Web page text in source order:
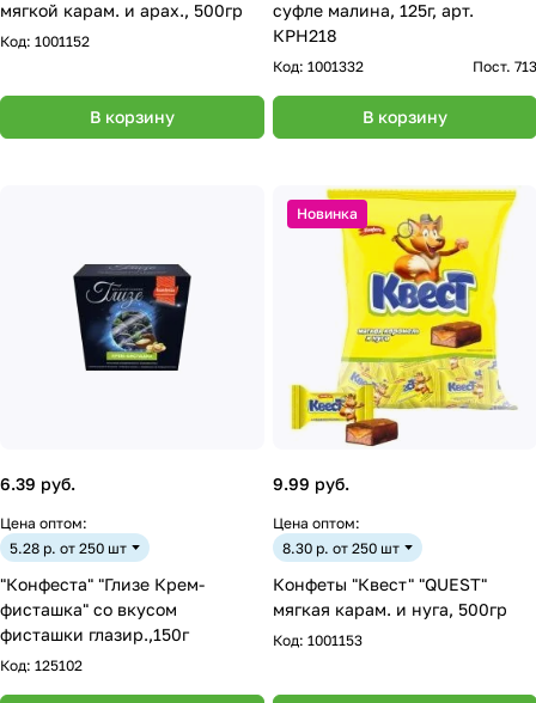
мягкой карам. и арах., 500гр
Код: 1001152
В корзину
суфле малина, 125г, арт.
КРН218
Код: 1001332 Пост. 713
В корзину
6.39 руб.
Цена оптом:
5.28 р. от 250 шт
"Конфеста" "Глизе Крем-
фисташка" со вкусом
фисташки глазир.,150г
Код: 125102
Новинка
9.99 руб.
Цена оптом:
8.30 р. от 250 шт
Конфеты "Квест" "QUEST"
мягкая карам. и нуга, 500гр
Код: 1001153